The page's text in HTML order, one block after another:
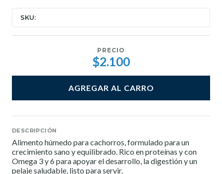
SKU:
PRECIO
$2.100
AGREGAR AL CARRO
DESCRIPCIÓN
Alimento húmedo para cachorros, formulado para un
crecimiento sano y equilibrado. Rico en proteínas y con
Omega 3 y 6 para apoyar el desarrollo, la digestión y un
pelaje saludable, listo para servir.